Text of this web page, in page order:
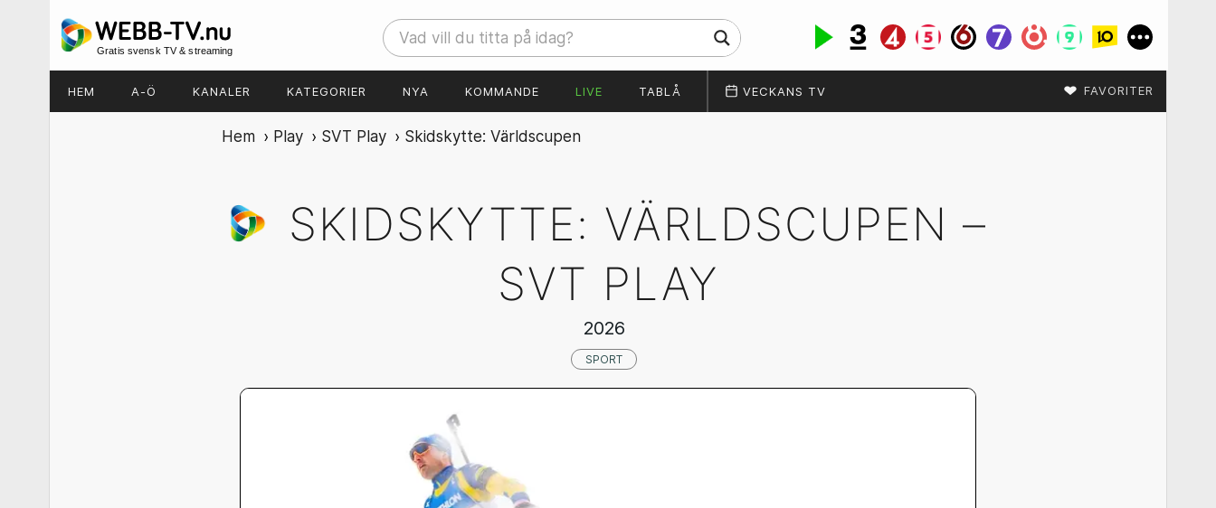
Gratis svensk TV & streaming
HEM A-Ö KANALER KATEGORIER NYA KOMMANDE LIVE TABLÅ VECKANS TV ♥ FAVORITER
Hem › Play › SVT Play › Skidskytte: Världscupen
SKIDSKYTTE: VÄRLDSCUPEN –
SVT PLAY
2026
SPORT